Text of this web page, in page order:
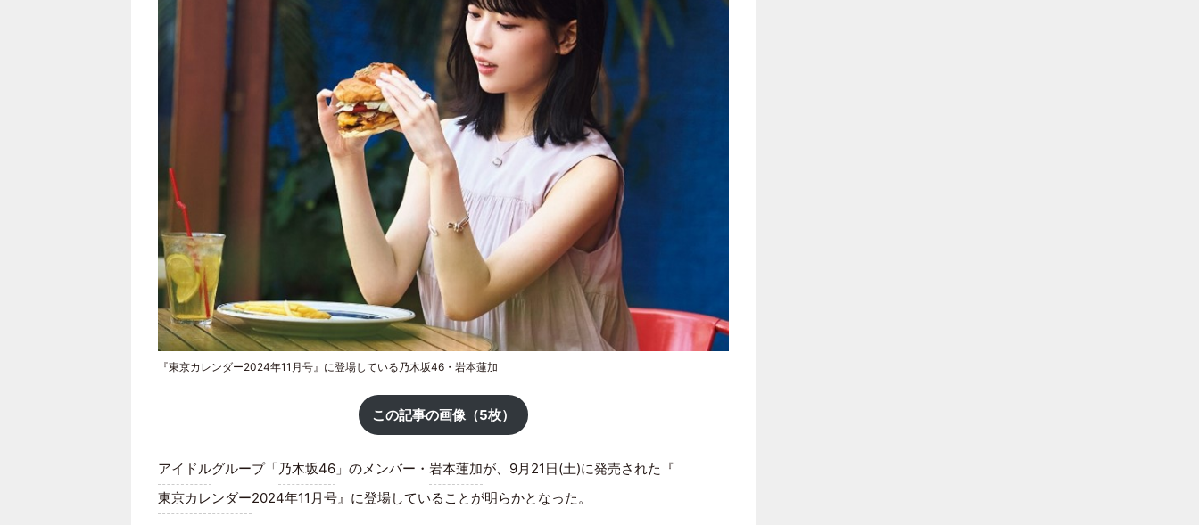
『東京カレンダー2024年11月号』に登場している乃木坂46・岩本蓮加
この記事の画像（5枚）
アイドルグループ「乃木坂46 」のメンバー・ 岩本蓮加が、9月21日(土)に発売された『
東京カレンダー2024年11月号』に登場していることが明らかとなった。